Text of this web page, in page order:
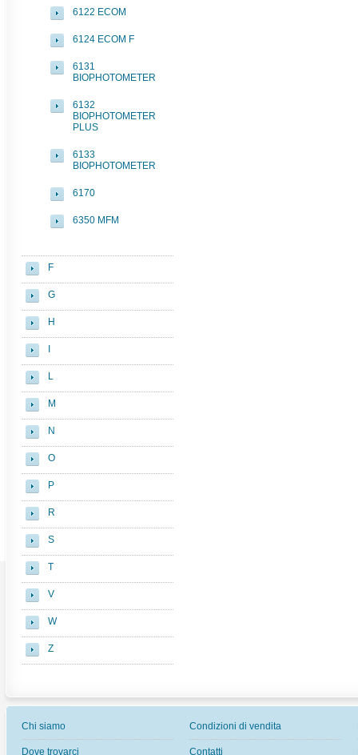
6122 ECOM
6124 ECOM F
6131
BIOPHOTOMETER
6132
BIOPHOTOMETER
PLUS
6133
BIOPHOTOMETER
6170
6350 MFM
F
G
H
L
M
N
O
P
R
S
T
V
W
Z
Chi siamo
Dove trovarci
Condizioni di vendita
Contatti